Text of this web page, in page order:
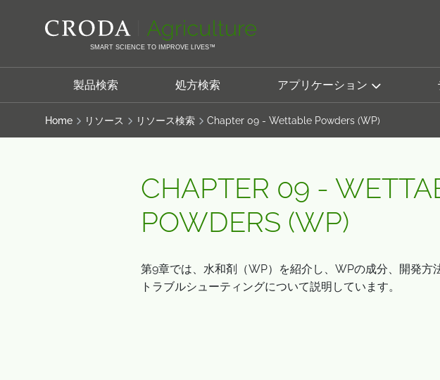
SMART SCIENCE TO IMPROVE LIVES™
製品検索 処方検索 アプリケーション
Home リソース リソース検索 Chapter 09 - Wettable Powders (WP)
CHAPTER 09 -
POWDERS (WP)
第9章では、水和剤（WP）を紹介し、WPの成分、開発方
トラブルシューティングについて説明しています。